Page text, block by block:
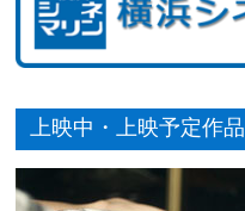
上映中・上映予定作品